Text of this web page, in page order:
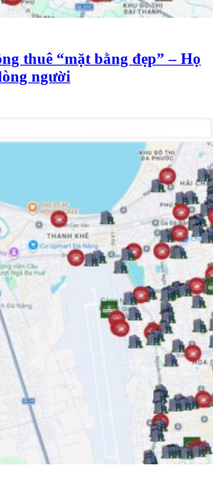
thuê “mặt bằng đẹp” – Họ
người